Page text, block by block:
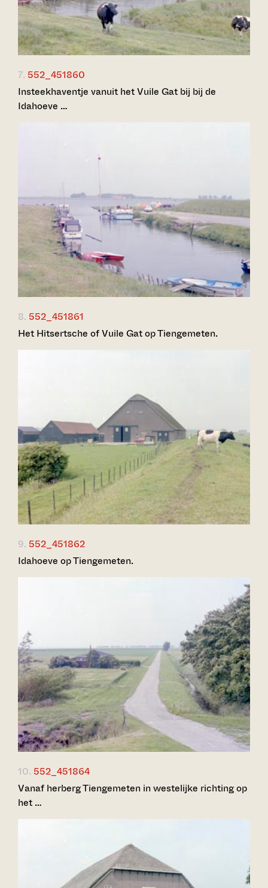
7. 552_451860
Insteekhaventje vanuit het Vuile Gat bij bij de
Idahoeve …
8. 552_451861
Het Hitsertsche of Vuile Gat op Tiengemeten.
9. 552_451862
Idahoeve op Tiengemeten.
10. 552_451864
Vanaf herberg Tiengemeten in westelijke richting op
het …